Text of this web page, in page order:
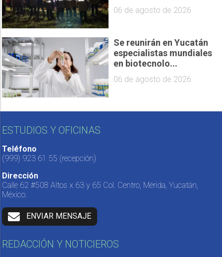
06 de agosto de 2026
Se reunirán en Yucatán
especialistas mundiales
en biotecnolo...
06 de agosto de 2026
ESTUDIOS Y OFICINAS
Teléfono
(999) 923 61 55 (recepción)
Dirección
Calle 62 #508 Altos x 63 y 65 Col. Centro, Mérida, Yucatán,
México.
ENVIAR MENSAJE
REDACCIÓN Y NOTICIEROS